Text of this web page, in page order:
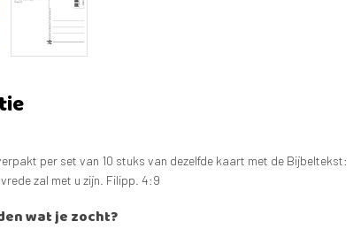
per set van 10 stuks van dezelfde kaart met de Bijbeltekst:
zal met u zijn. Filipp. 4:9
wat je zocht?